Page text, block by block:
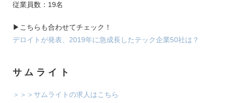
従業員数：19名
▶こちらも合わせてチェック！
デロイトが発表、2019年に急成長したテック企業50社は？
サムライト
＞＞＞サムライトの求人はこちら